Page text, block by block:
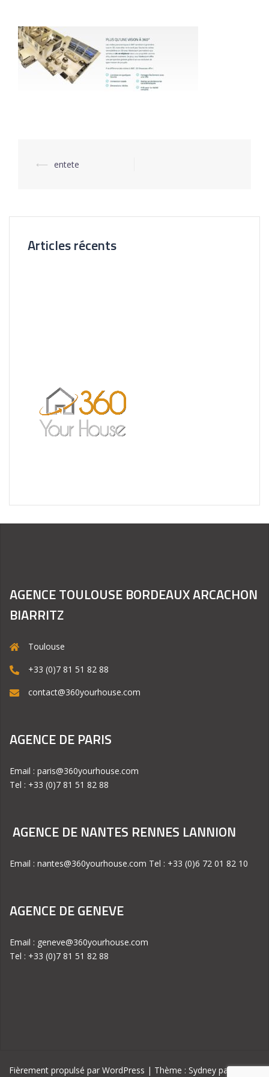
Navigation
⟵ entete
Articles récents
AGENCE TOULOUSE BORDEAUX ARCACHON
BIARRITZ
Toulouse
+33 (0)7 81 51 82 88
contact@360yourhouse.com
AGENCE DE PARIS
Email : paris@360yourhouse.com
Tel : +33 (0)7 81 51 82 88
AGENCE DE NANTES RENNES LANNION
Email : nantes@360yourhouse.com Tel : +33 (0)6 72 01 82 10
AGENCE DE GENEVE
Email : geneve@360yourhouse.com
Tel : +33 (0)7 81 51 82 88
Fièrement propulsé par WordPress | Thème : Sydney par